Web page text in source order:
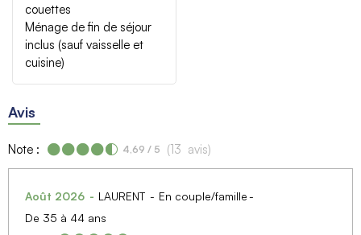
couettes
Ménage de fin de séjour
inclus (sauf vaisselle et
cuisine)
Avis
Note : 4,69 / 5 (13 avis)
Août 2026 LAURENT
En couple/famille
De 35 à 44 ans